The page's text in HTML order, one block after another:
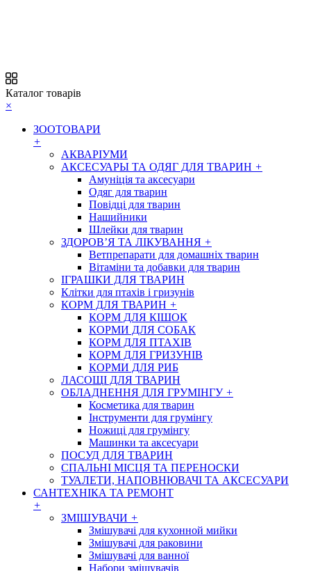
Каталог товарів
×
ЗООТОВАРИ
+
АКВАРІУМИ
АКСЕСУАРЫ ТА ОДЯГ ДЛЯ ТВАРИН +
Амуніція та аксесуари
Одяг для тварин
Повідці для тварин
Нашийники
Шлейки для тварин
ЗДОРОВ’Я ТА ЛІКУВАННЯ +
Ветпрепарати для домашніх тварин
Вітаміни та добавки для тварин
ІГРАШКИ ДЛЯ ТВАРИН
Клітки для птахів і гризунів
КОРМ ДЛЯ ТВАРИН +
КОРМ ДЛЯ КІШОК
КОРМИ ДЛЯ СОБАК
КОРМ ДЛЯ ПТАХІВ
КОРМ ДЛЯ ГРИЗУНІВ
КОРМИ ДЛЯ РИБ
ЛАСОЩІ ДЛЯ ТВАРИН
ОБЛАДНЕННЯ ДЛЯ ГРУМІНГУ +
Косметика для тварин
Інструменти для грумінгу
Ножиці для грумінгу
Машинки та аксесуари
ПОСУД ДЛЯ ТВАРИН
СПАЛЬНІ МІСЦЯ ТА ПЕРЕНОСКИ
ТУАЛЕТИ, НАПОВНЮВАЧІ ТА АКСЕСУАРИ
САНТЕХНІКА ТА РЕМОНТ
+
ЗМІШУВАЧИ +
Змішувачі для кухонной мийки
Змішувачі для раковини
Змішувачі для ванної
Набори змішувачів